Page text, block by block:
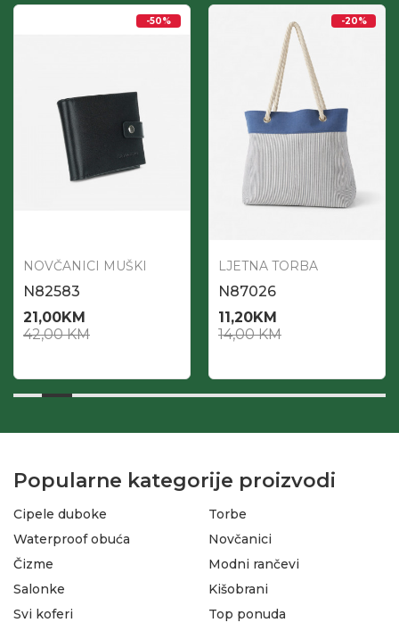
-50%
NOVČANICI MUŠKI
N82583
21,00KM
42,00KM
-20%
LJETNA TORBA
N87026
11,20KM
14,00KM
Popularne kategorije proizvodi
Cipele duboke
Waterproof obuća
Čizme
Salonke
Torbe
Novčanici
Modni rančevi
Kišobrani
Svi koferi
Top ponuda